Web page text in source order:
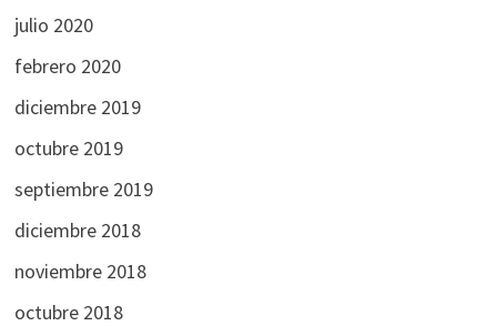
julio 2020
febrero 2020
diciembre 2019
octubre 2019
septiembre 2019
diciembre 2018
noviembre 2018
octubre 2018